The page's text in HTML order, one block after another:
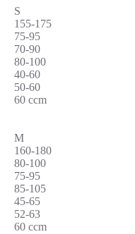
S
155-175
75-95
70-90
80-100
40-60
50-60
60 ccm
M
160-180
80-100
75-95
85-105
45-65
52-63
60 ccm